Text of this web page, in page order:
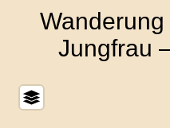
Jungfrau